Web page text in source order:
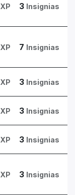
XP 3 Insignias
XP 7 Insignias
XP 3 Insignias
XP 3 Insignias
XP 3 Insignias
XP 3 Insignias